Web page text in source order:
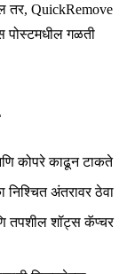
तर, QuickRemove
पोस्टमधील गळती
आणि कोपरे काढून टाकते
अंतरावर ठेवा
तपशील शॉट्स कॅप्चर